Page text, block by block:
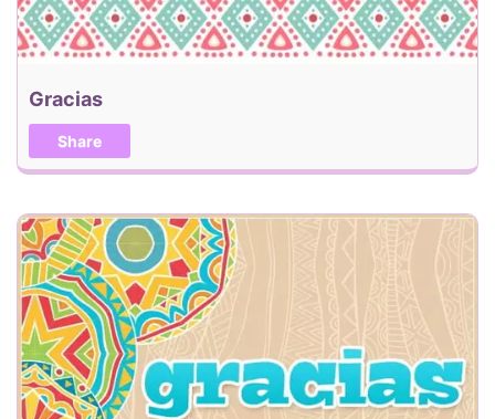
Gracias
Share